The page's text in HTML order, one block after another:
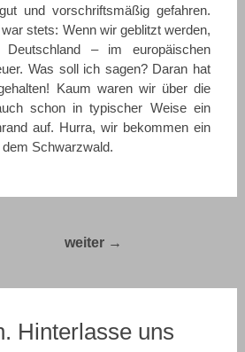
und vorschriftsmäßig gefahren.
stets: Wenn wir geblitzt werden,
– im europäischen
Was soll ich sagen? Daran hat
Kaum waren wir über die
schon in typischer Weise ein
auf. Hurra, wir bekommen ein
Schwarzwald.
Hinterlasse uns